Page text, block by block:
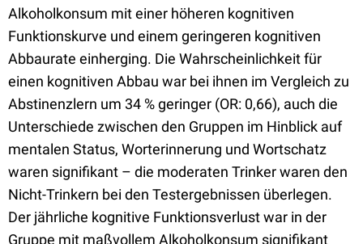
Alkoholkonsum mit einer höheren kognitiven
Funktionskurve und einem geringeren kognitiven
Abbaurate einherging. Die Wahrscheinlichkeit für
einen kognitiven Abbau war bei ihnen im Vergleich zu
Abstinenzlern um 34 % geringer (OR: 0,66), auch die
Unterschiede zwischen den Gruppen im Hinblick auf
mentalen Status, Worterinnerung und Wortschatz
waren signifikant – die moderaten Trinker waren den
Nicht-Trinkern bei den Testergebnissen überlegen.
Der jährliche kognitive Funktionsverlust war in der
Gruppe mit maßvollem Alkoholkonsum signifikant